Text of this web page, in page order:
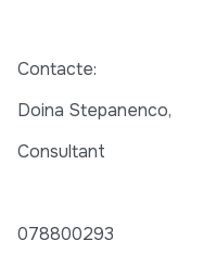
Contacte:
Doina Stepanenco,
Consultant
078800293